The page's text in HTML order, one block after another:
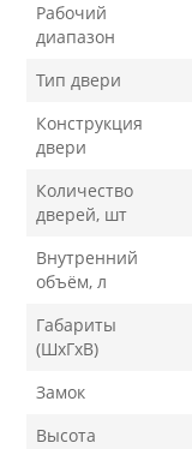
Рабочий
диапазон
Тип двери
Конструкция
двери
Количество
дверей, шт
Внутренний
объём, л
Габариты
(ШхГхВ)
Замок
Высота